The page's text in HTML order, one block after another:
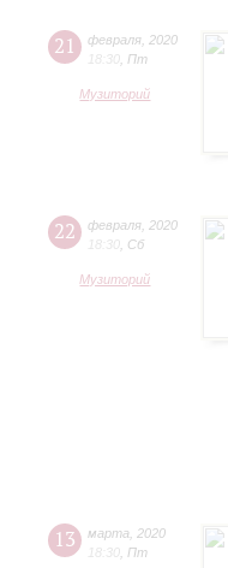
21 февраля 2020
18:30 Пт
Музиторий
22 февраля 2020
18:30 Сб
Музиторий
13 марта
2020
18:30 Пт